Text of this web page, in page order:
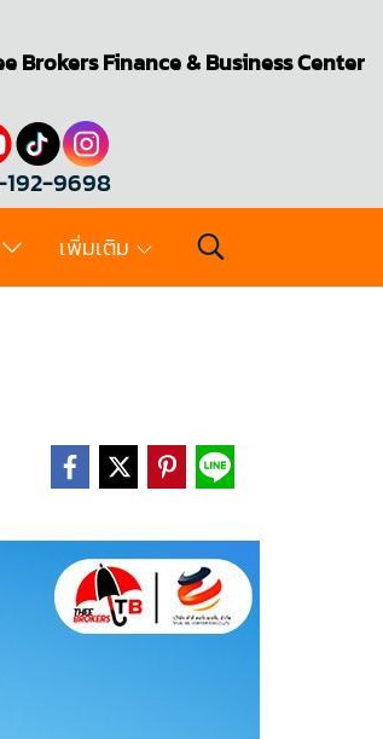
BrokersFinance & Business Center
9698
เพิ่มเติม